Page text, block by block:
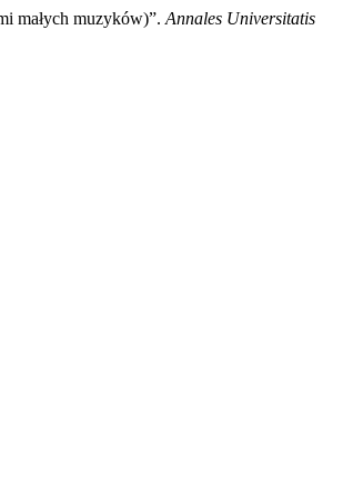
małych muzyków)”. Annales Universitatis